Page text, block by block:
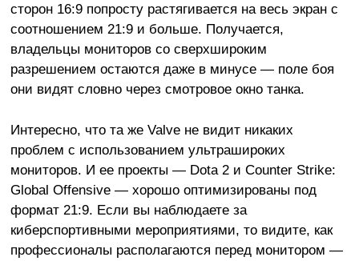
сторон 16:9 попросту растягивается на весь экран с
соотношением 21:9 и больше. Получается,
владельцы мониторов со сверхшироким
разрешением остаются даже в минусе — поле боя
они видят словно через смотровое окно танка.
Интересно, что та же Valve не видит никаких
проблем с использованием ультрашироких
мониторов. И ее проекты — Dota 2 и Counter Strike:
Global Offensive — хорошо оптимизированы под
формат 21:9. Если вы наблюдаете за
киберспортивными мероприятиями, то видите, как
профессионалы располагаются перед монитором —